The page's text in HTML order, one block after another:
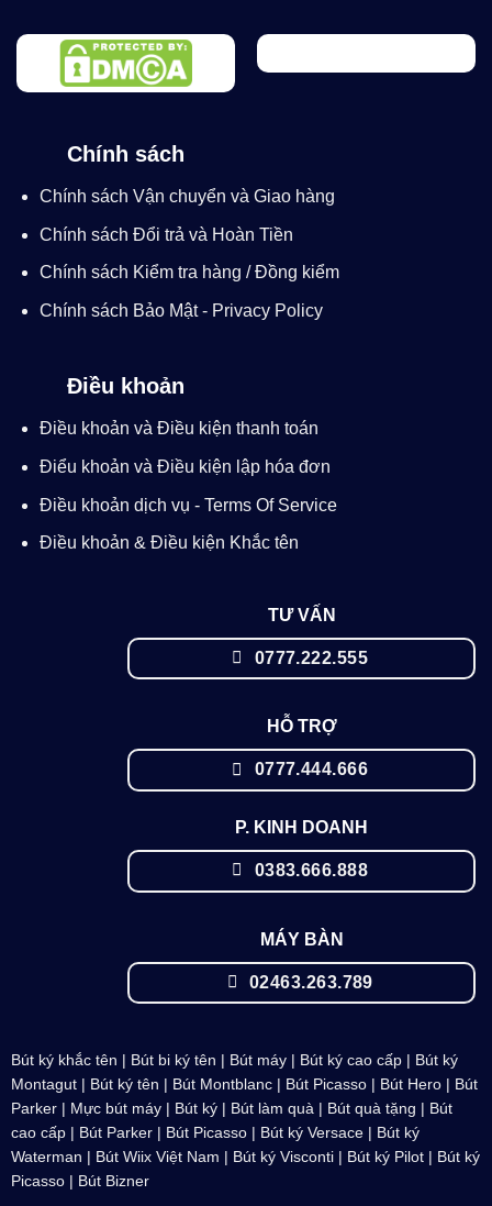
Chính sách
Chính sách Vận chuyển và Giao hàng
Chính sách Đổi trả và Hoàn Tiền
Chính sách Kiểm tra hàng / Đồng kiểm
Chính sách Bảo Mật - Privacy Policy
Điều khoản
Điều khoản và Điều kiện thanh toán
Điểu khoản và Điều kiện lập hóa đơn
Điều khoản dịch vụ - Terms Of Service
Điều khoản & Điều kiện Khắc tên
TƯ VẤN
0777.222.555
HỖ TRỢ
0777.444.666
P. KINH DOANH
0383.666.888
MÁY BÀN
02463.263.789
Bút ký khắc tên | Bút bi ký tên | Bút máy| Bút ký cao cấp| Bút ký
Montagut| Bút ký tên | Bút Montblanc| Bút Picasso | Bút Hero| Bút
Parker| Mực bút máy| Bút ký | Bút làm quà | Bút quà tặng | Bút
cao cấp | Bút Parker| Bút Picasso | Bút ký Versace| Bút ký
Waterman | Bút Wiix Việt Nam | Bút ký Visconti | Bút ký Pilot| Bút ký
Picasso| Bút Bizner